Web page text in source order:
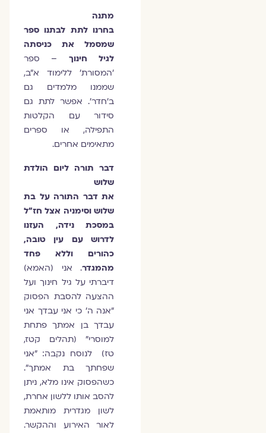
מתנה
בחרנו לתת לבתנו ספר
שמסמל את כניסתה
לגיל חינוך
– ספר
'המסורת' ללימוד א"ב,
שממנו מלמדים גם
ב'חדר'. אפשר לתת גם
סידור עם הקלטות
התפילה, או ספרים
מתאימים אחרים.
דבר תורה ליום הולדת
שלוש
את דבר התורה על בת
שלוש וסימניה אצל חז"ל
במסכת נידה, העזנו
לדרוש עם עין טובה,
כהורים וללא פחד
מהמגדר. אני (האמא)
דיברתי על גיל חינוך ועל
ההצעה להסבת הפסוק
"אנה ה' כי אני עבדך א‍ני
עבדך בן אמתך פתחת
למוסרי" (תהלים קטז,
טז) לנוסח נקבה: "אני
שפחתך בת אמתך".
כשהפסוק אינו מלא, ניתן
להסב אותו ללשון אחרת,
לשון מגדרית מותאמת
לאור האירוע וההקשר.